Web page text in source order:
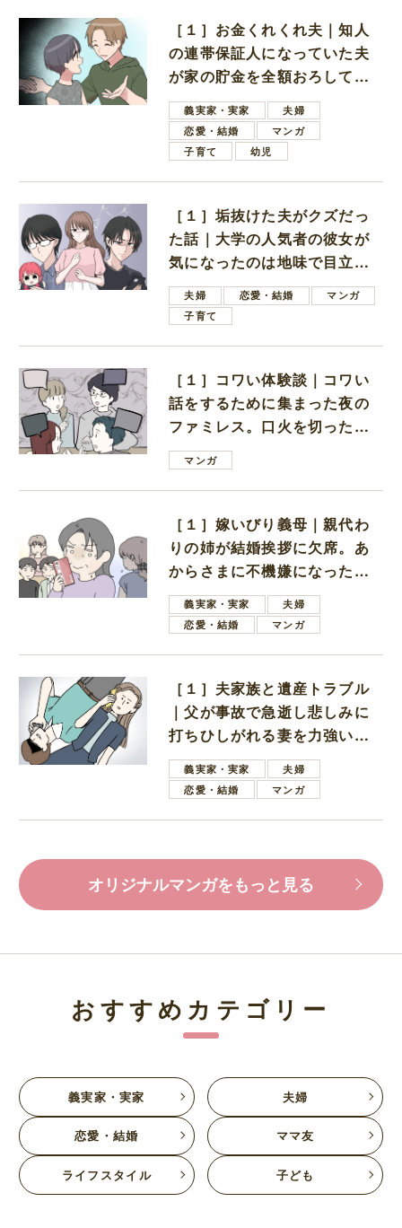
［１］お金くれくれ夫｜知人
の連帯保証人になっていた夫
が家の貯金を全額おろしてほ
しいと言ってきた
義実家・実家
夫婦
恋愛・結婚
マンガ
子育て
幼児
［１］垢抜けた夫がクズだっ
た話｜大学の人気者の彼女が
気になったのは地味で目立た
ない男子学生
夫婦 恋愛・結婚
マンガ
子育て
［１］コワい体験談｜コワい
話をするために集まった夜の
ファミレス。口火を切ったの
は電車好きの男の子ママ
マンガ
［１］嫁いびり義母｜親代わ
りの姉が結婚挨拶に欠席。あ
からさまに不機嫌になった義
母義実家・実家
夫婦
恋愛・結婚
マンガ
［１］夫家族と遺産トラブル
｜父が事故で急逝し悲しみに
打ちひしがれる妻を力強い言
葉で励ます夫
義実家・実家
夫婦
恋愛・結婚
マンガ
オリジナルマンガをもっと見る
おすすめカテゴリー
義実家・実家 夫婦
恋愛・結婚 ママ友
ライフスタイル 子ども